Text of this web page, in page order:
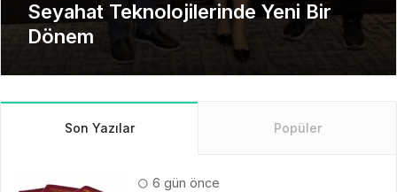
Gezi Bülteni 1 ay önce 8.95k
Manevi Yolculukta Yeni Dönem
Son Yazılar Popüler
6 gün önce